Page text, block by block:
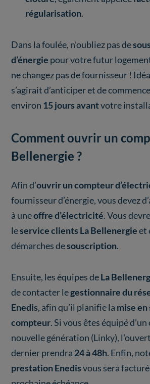
régularisation.
Dans la foulée, n’oubliez pas de
d’énergie pour votre futur
ne changez pas de fournisseur !
s’agirait d’anticiper et de
environ 15 jours avantvotre
Comment ouvrir un
Bellenergie ?
Afin d’ouvrir un compteur
fournisseur d’énergie, vous devez
à uneoffre d’électricité. Vous
leservice clients La Bellenergieet
démarches desouscription.
Ensuite, les équipes deLa
de contacter legestionnaire du
Enedis, afin qu’il planifie la mise
compteur. Si vous êtes équipé
nouvelle génération (Linky),
dernier prendra 24 à 48h. Enfin,
prestation Enedisvous sera